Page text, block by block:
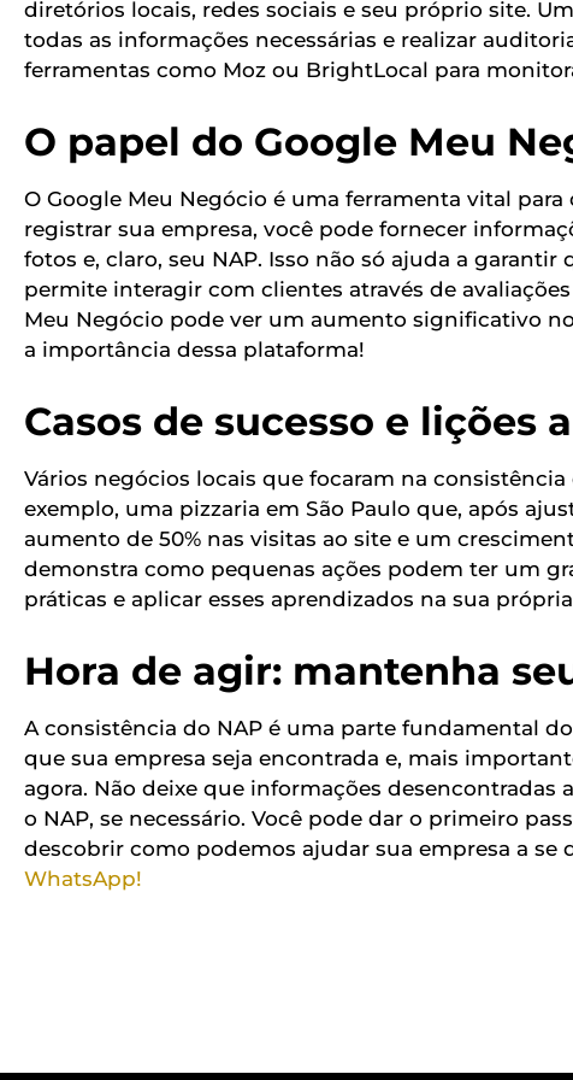
diretórios locais, redes sociais e seu próprio site.
todas as informações necessárias e realizar
ferramentas como Moz ou BrightLocal para
O papel do Google Meu
O Google Meu Negócio é uma ferramenta vital
registrar sua empresa, você pode fornecer
fotos e, claro, seu NAP. Isso não só ajuda a
permite interagir com clientes através de
Meu Negócio pode ver um aumento significativo
a importância dessa plataforma!
Casos de sucesso e lições
Vários negócios locais que focaram na
exemplo, uma pizzaria em São Paulo que, após
aumento de 50% nas visitas ao site e um
demonstra como pequenas ações podem ter um
práticas e aplicar esses aprendizados na sua
Hora de agir: mantenha
A consistência do NAP é uma parte fundamental
que sua empresa seja encontrada e, mais
agora. Não deixe que informações desencontradas
o NAP, se necessário. Você pode dar o primeiro
descobrir como podemos ajudar sua empresa a se
WhatsApp!